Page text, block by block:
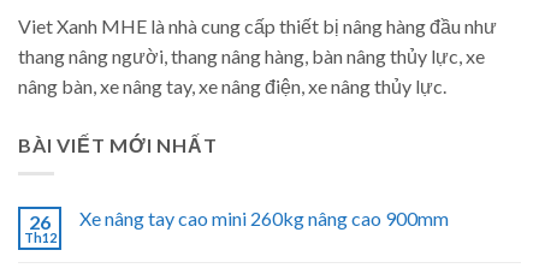
Viet Xanh MHE là nhà cung cấp thiết bị nâng hàng đầu như
thang nâng người, thang nâng hàng, bàn nâng thủy lực, xe
nâng bàn, xe nâng tay, xe nâng điện, xe nâng thủy lực.
BÀI VIẾT MỚI NHẤT
26
Th12
Xe nâng tay cao mini 260kg nâng cao 900mm